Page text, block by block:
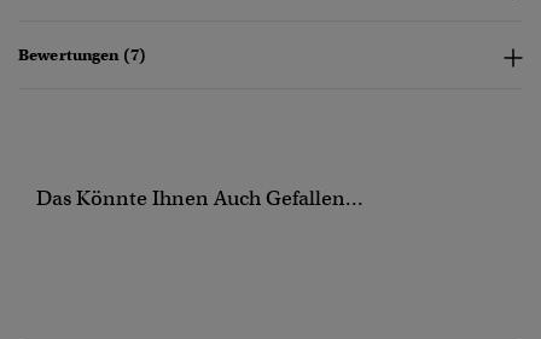
Bewertungen (7)
Das Könnte Ihnen Auch Gefallen...